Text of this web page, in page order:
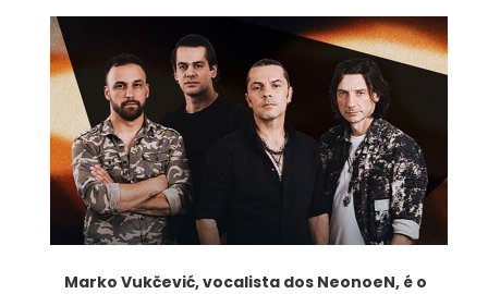
Marko Vukčević, vocalista dos NeonoeN, é o